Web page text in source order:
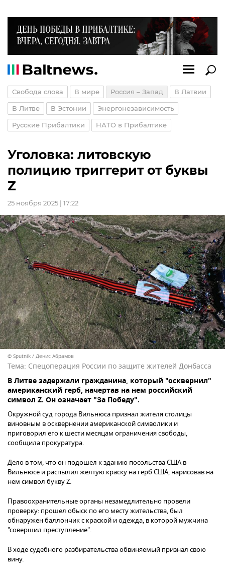
Свобода слова В мире Россия – Запад В Латвии
В Литве В Эстонии Энергонезависимость
Русские Прибалтики НАТО в Прибалтике
Уголовка: литовскую
полицию триггерит от буквы
Z
25 ноября 2025 | 17:22
© Sputnik / Денис Абрамов
Тема: Спецоперация России по защите жителей Донбасса
В Литве задержали гражданина, который "осквернил"
американский герб, начертав на нем российский
символ Z. Он означает "За Победу".
Окружной суд города Вильнюса признал жителя столицы
виновным в осквернении американской символики и
приговорил его к шести месяцам ограничения свободы,
сообщила прокуратура.
Дело в том, что он подошел к зданию посольства США в
Вильнюсе и распылил желтую краску на герб США, нарисовав на
нем символ букву Z.
Правоохранительные органы незамедлительно провели
проверку: прошел обыск по его месту жительства, был
обнаружен баллончик с краской и одежда, в которой мужчина
"совершил преступление".
В ходе судебного разбирательства обвиняемый признал свою
вину.